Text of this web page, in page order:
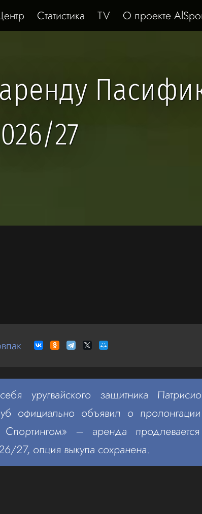
Статистика TV О проекте
27
уругвайского защитника Патрисио
официально объявил о пролонгации
– аренда продлевается
27, опция выкупа сохранена.